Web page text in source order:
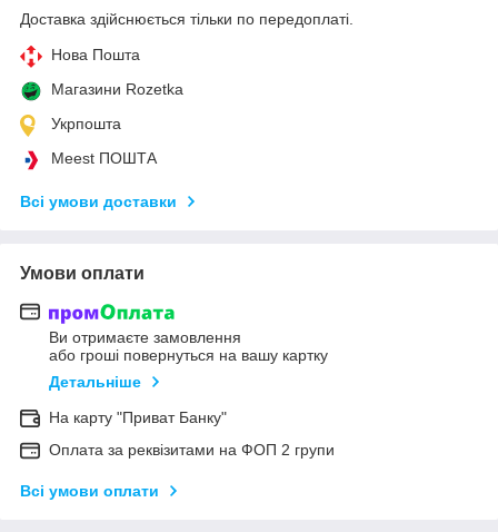
Доставка здійснюється тільки по передоплаті.
Нова Пошта
Магазини Rozetka
Укрпошта
Meest ПОШТА
Всі умови доставки
Умови оплати
Ви отримаєте замовлення
або гроші повернуться на вашу картку
Детальніше
На карту "Приват Банку"
Оплата за реквізитами на ФОП 2 групи
Всі умови оплати